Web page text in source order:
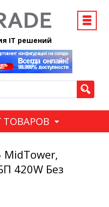
IT решений
ТОВАРОВ
MidTower,
420W Без